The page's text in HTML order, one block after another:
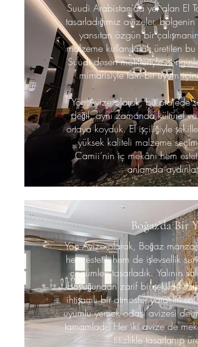
Suudi Arabistan’da yer alan El
tasarladığımız avizeler,
yansıtan özgün bir
malzeme kullanılarak üretilen
Suudi desen motifleriyle
mimarisiyle tam bir uyum
Yön Avize olarak, bu projede
değil, aynı zamanda kültürel
ortaya koyduk. El işçiliğiyle
yüksek kaliteli malzeme
Camii’nin iç mekânı hem
anlamda
Boğaz'da Bir
Yön Avize olarak, Boğaz
hem estetik hem de işlevsellik
çözümleri tasarladık. Yalının
boşluğundan zarif bir şekilde
ihtişamlı bir atmosfer
uyumlu yemek odası avizesi de
tamamladı. Her iki avize de
titizlikle tasarlanıp